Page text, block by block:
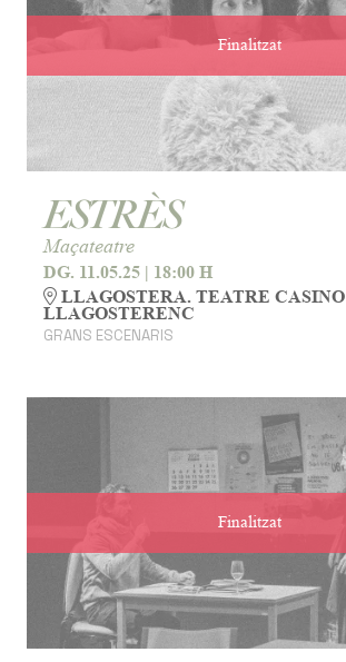
Finalitzat
ESTRÈS
Maçateatre
DG. 11.05.25 | 18:00 H
LLAGOSTERA. TEATRE CASINO
LLAGOSTERENC
GRANS ESCENARIS
Finalitzat